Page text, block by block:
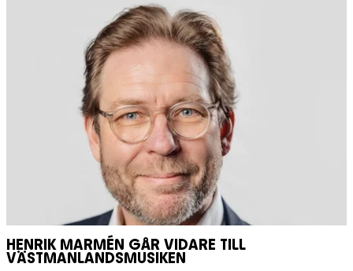
HENRIK MARMÉN GÅR VIDARE TILL
VÄSTMANLANDSMUSIKEN